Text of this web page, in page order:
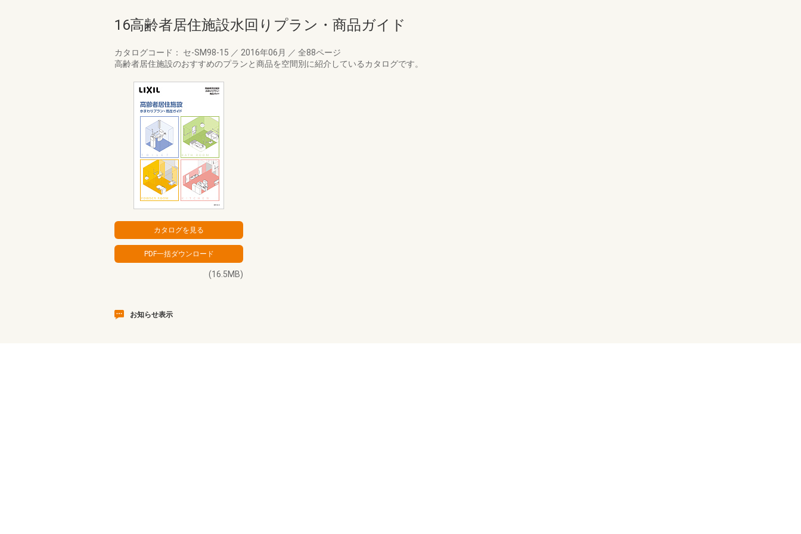
16高齢者居住施設水回りプラン・商品ガイド
カタログコード： セ-SM98-15 ／ 2016年06月 ／ 全88ページ
高齢者居住施設のおすすめのプランと商品を空間別に紹介しているカタログです。
(16.5MB)
お知らせ表示